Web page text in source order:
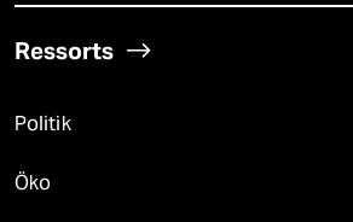
Ressorts
Politik
Öko